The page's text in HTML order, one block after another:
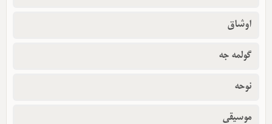
اوشاق
گولمه جه
نوحه
موسیقی